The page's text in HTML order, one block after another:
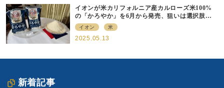
新着記事
イオンが米カリフォルニア産カルローズ米100%
の「かろやか」を6月から発売、狙いは選択肢の
提供
イオン 米
2025.05.13